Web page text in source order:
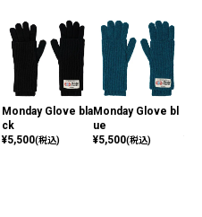
Monday Glove bla
ck
¥5,500(税込)
Monday Glove bl
ue
¥5,500(税込)